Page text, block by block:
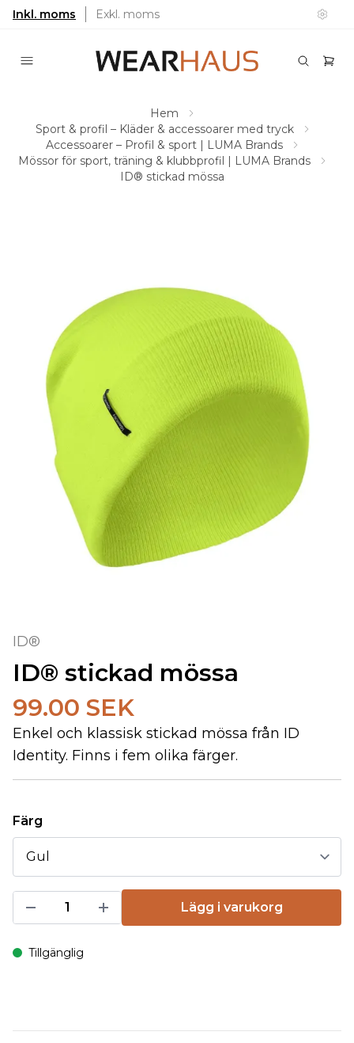
Inkl. moms Exkl. moms
Hem
Sport & profil – Kläder & accessoarer med tryck
Accessoarer – Profil & sport | LUMA Brands
Mössor för sport, träning & klubbprofil | LUMA Brands
ID® stickad mössa
ID®
ID® stickad mössa
99.00 SEK
Enkel och klassisk stickad mössa från ID
Identity. Finns i fem olika färger.
Färg
Lägg i varukorg
Tillgänglig